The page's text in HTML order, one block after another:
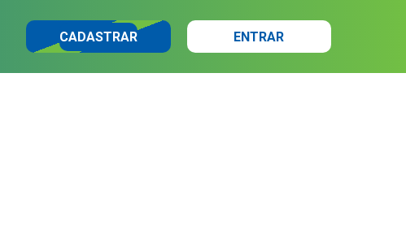
CADASTRAR ENTRAR